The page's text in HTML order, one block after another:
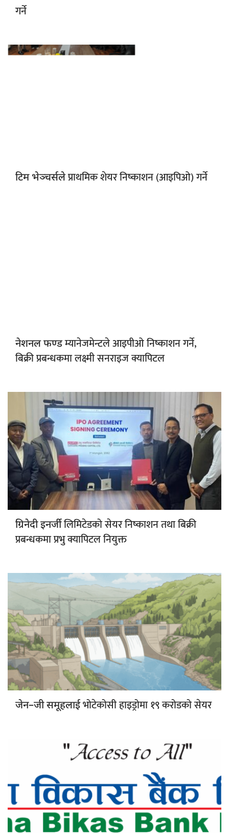
गर्ने
टिम भेञ्चर्सलेप्राथमिक शेयर निष्काशन (आइपिओ) गर्ने
नेशनल फण्डम्यानेजमेन्टले आइपीओ निष्काशन गर्ने,
बिक्री प्रबन्धकमा लक्ष्मी सनराइज क्यापिटल
ग्रिनेदी इनर्जीलिमिटेडको सेयर निष्काशन तथा बिक्री
प्रबन्धकमा प्रभु क्यापिटल नियुक्त
जेन–जी समूहलाईभोटेकोसी हाइड्रोमा १९ करोडको सेयर